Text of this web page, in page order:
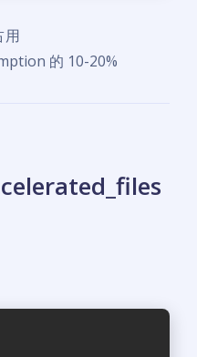
用
的 10-20%